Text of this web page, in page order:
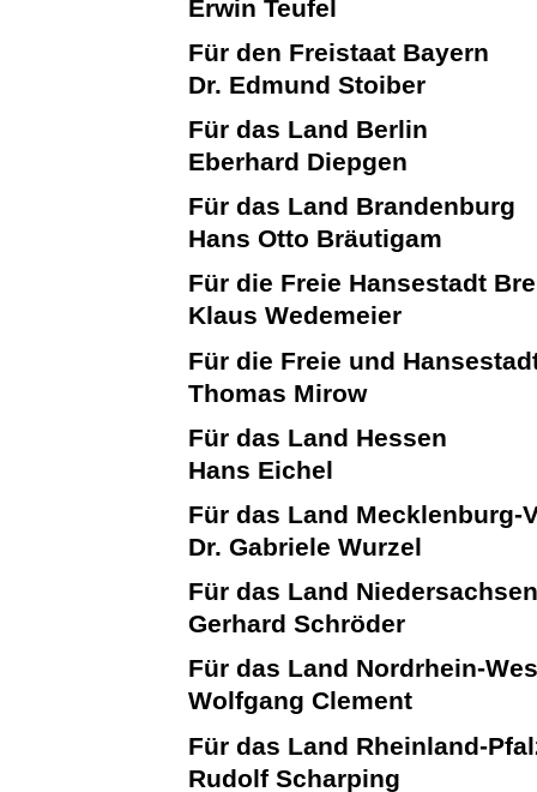
Erwin Teufel
Für den Freistaat Bayern
Dr. Edmund Stoiber
Für das Land Berlin
Eberhard Diepgen
Für das Land Brandenburg
Hans Otto Bräutigam
Für die Freie Hansestadt
Klaus Wedemeier
Für die Freie und
Thomas Mirow
Für das Land Hessen
Hans Eichel
Für das Land Mecklenburg-
Dr. Gabriele Wurzel
Für das Land
Gerhard Schröder
Für das Land Nordrhein-
Wolfgang Clement
Für das Land Rheinland-
Rudolf Scharping